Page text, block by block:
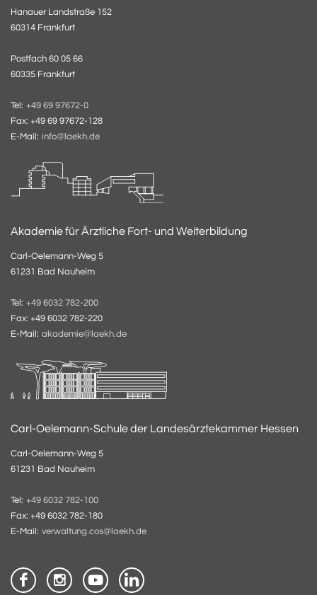
Hanauer Landstraße 152
60314 Frankfurt
Postfach 60 05 66
60335 Frankfurt
Tel: +49 69 97672-0
Fax: +49 69 97672-128
E-Mail: info@laekh.de
Akademie für Ärztliche Fort- und Weiterbildung
Carl-Oelemann-Weg 5
61231 Bad Nauheim
Tel: +49 6032 782-200
Fax: +49 6032 782-220
E-Mail: akademie@laekh.de
Carl-Oelemann-Schule der Landesärztekammer Hessen
Carl-Oelemann-Weg 5
61231 Bad Nauheim
Tel: +49 6032 782-100
Fax: +49 6032 782-180
E-Mail: verwaltung.cos@laekh.de